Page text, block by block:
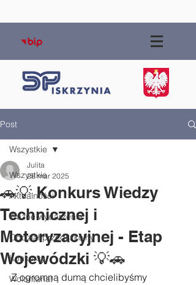
Post
Wszystkie
Aktualności
Ważne wydarzenia
Oddział przedszkolny
Konkursy
Wolontariat
Wszystkie
🚗💡 Konkurs Wiedzy
Technicznej i
Motoryzacyjnej - Etap
Wojewódzki 💡🚗
Julita
28 mar 2025
Z ogromną dumą chcielibyśmy